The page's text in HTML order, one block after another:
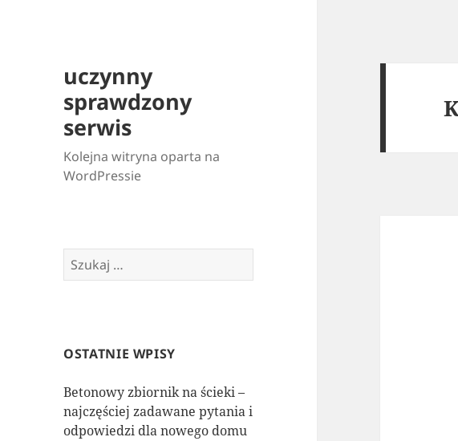
uczynny
sprawdzony
serwis
Kolejna witryna oparta na
WordPressie
Szukaj:
OSTATNIE WPISY
Betonowy zbiornik na ścieki –
najczęściej zadawane pytania i
odpowiedzi dla nowego domu